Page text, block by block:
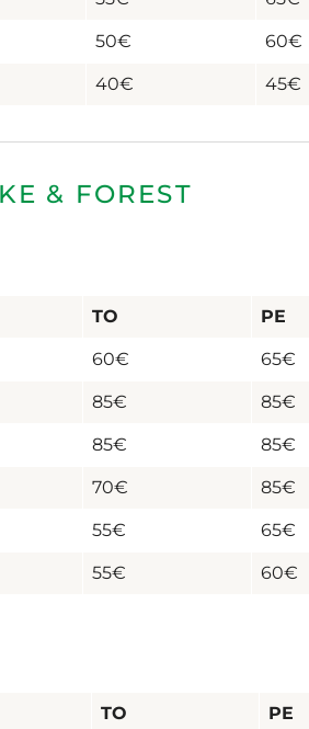
50€ 60€
40€ 45€
& FOREST
TO PE
60€ 65€
85€ 85€
85€ 85€
70€ 85€
55€ 65€
55€ 60€
TO PE